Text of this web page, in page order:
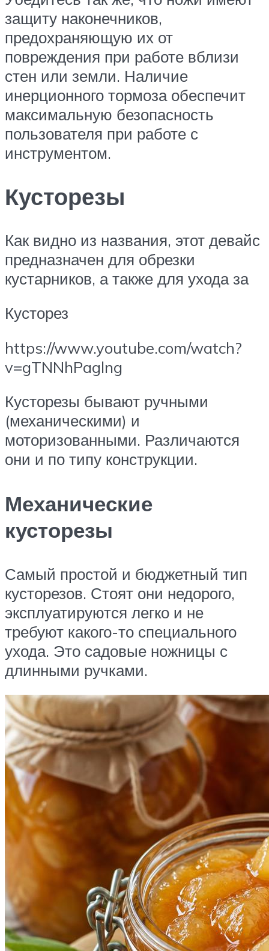
защиту наконечников,
предохраняющую их от
повреждения при работе вблизи
стен или земли. Наличие
инерционного тормоза обеспечит
максимальную безопасность
пользователя при работе с
инструментом.
Кусторезы
Как видно из названия, этот девайс
предназначен для обрезки
кустарников, а также для ухода за
Кусторез
https://www.youtube.com/watch?
v=gTNNhPaglng
Кусторезы бывают ручными
(механическими) и
моторизованными. Различаются
они и по типу конструкции.
Механические
кусторезы
Самый простой и бюджетный тип
кусторезов. Стоят они недорого,
эксплуатируются легко и не
требуют какого-то специального
ухода. Это садовые ножницы с
длинными ручками.